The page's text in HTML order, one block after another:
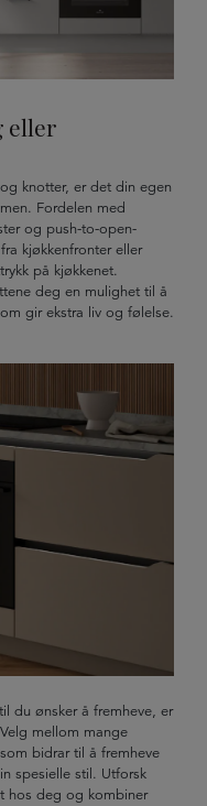
eller
knotter, er det din egen
Fordelen med
og push-to-open-
kjøkkenfronter eller
på kjøkkenet.
deg en mulighet til å
gir ekstra liv og følelse.
du ønsker å fremheve, er
mellom mange
bidrar til å fremheve
spesielle stil. Utforsk
hos deg og kombiner